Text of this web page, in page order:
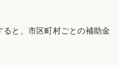
と、市区町村ごとの補助金